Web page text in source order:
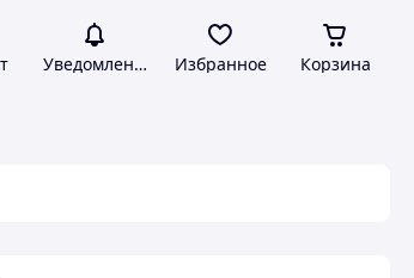
Уведомления Избранное Корзина